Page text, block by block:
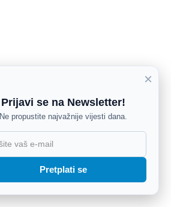
×
Prijavi se na Newsletter!
Ne propustite najvažnije vijesti dana.
Pretplati se